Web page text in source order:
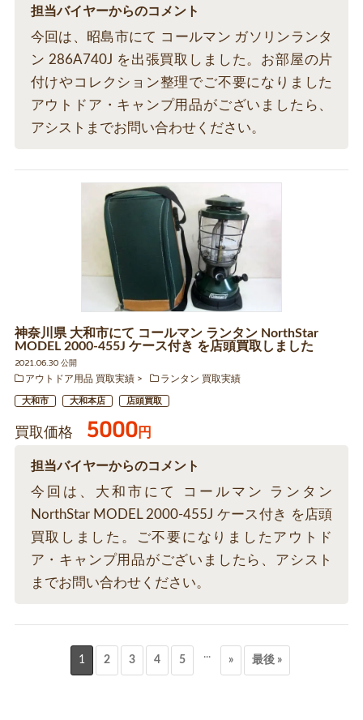
担当バイヤーからのコメント
今回は、昭島市にて コールマン ガソリンランタ
ン 286A740J を出張買取しました。お部屋の片
付けやコレクション整理でご不要になりました
アウトドア・キャンプ用品がございましたら、
アシストまでお問い合わせください。
神奈川県 大和市にて コールマン ランタン NorthStar
MODEL 2000-455J ケース付き を店頭買取しました
2021.06.30 公開
アウトドア用品 買取実績
ランタン 買取実績
大和市 大和本店 店頭買取
買取価格 5000円
担当バイヤーからのコメント
今回は、大和市にて コールマン ランタン
NorthStar MODEL 2000-455J ケース付き を店頭
買取しました。ご不要になりましたアウトド
ア・キャンプ用品がございましたら、アシスト
までお問い合わせください。
1 2 3 4 5 ... » 最後 »